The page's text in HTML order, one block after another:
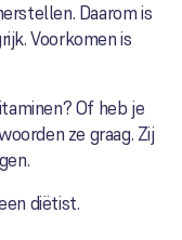
Daarom is
Voorkomen is
Of heb je
ze graag. Zij
diëtist.